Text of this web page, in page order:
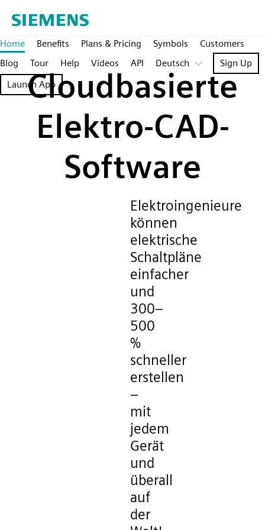
Home Benefits Plans & Pricing Symbols
Customers
Blog
Tour Help Videos API Deutsch
Sign Up
Launch App
Cloudbasierte
Elektro-CAD-
Software
Elektroingenieure
können
elektrische
Schaltpläne
einfacher
und
300–
500
%
schneller
erstellen
–
mit
jedem
Gerät
und
überall
auf
der